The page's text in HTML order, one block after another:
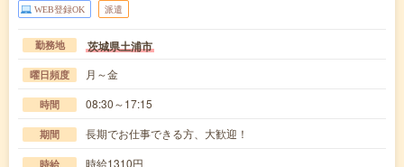
WEB登録OK 派遣
勤務地 茨城県土浦市
曜日頻度 月～金
時間 08:30～17:15
期間 長期でお仕事できる方、大歓迎！
時給 時給1310円